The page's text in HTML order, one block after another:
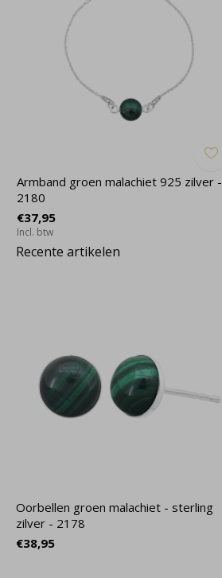
Armband groen malachiet 925 zilver -
2180
€37,95
Incl. btw
Recente artikelen
Oorbellen groen malachiet - sterling
zilver - 2178
€38,95